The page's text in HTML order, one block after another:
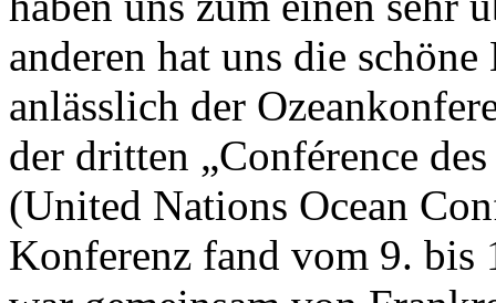
anderen hat uns die
anlässlich der
der dritten „Conférence
(United Nations Ocean
Konferenz fand vom 9. bis